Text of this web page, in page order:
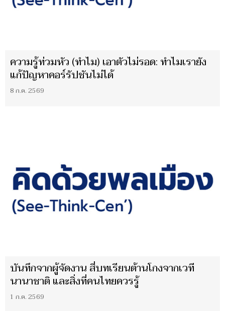
ความรู้ท่วมหัว (ทำไม) เอาตัวไม่รอด: ทำไมเรายัง
แก้ปัญหาคอร์รัปชันไม่ได้
8 ก.ค. 2569
บันทึกจากผู้จัดงาน สี่บทเรียนต้านโกงจากเวที
นานาชาติ และสิ่งที่คนไทยควรรู้
1 ก.ค. 2569